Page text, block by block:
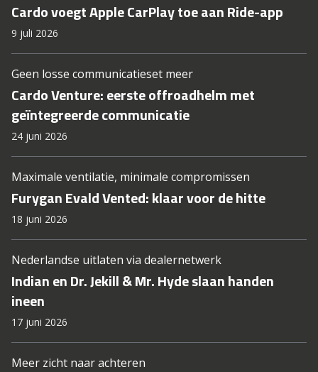
Cardo voegt Apple CarPlay toe aan Ride-app
9 juli 2026
Geen losse communicatieset meer
Cardo Venture: eerste offroadhelm met
geïntegreerde communicatie
24 juni 2026
Maximale ventilatie, minimale compromissen
Furygan Evald Vented: klaar voor de hitte
18 juni 2026
Nederlandse uitlaten via dealernetwerk
Indian en Dr. Jekill & Mr. Hyde slaan handen
ineen
17 juni 2026
Meer zicht naar achteren